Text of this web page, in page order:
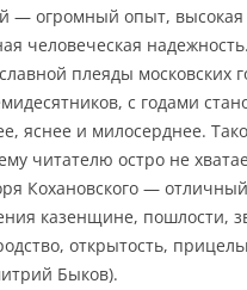
— огромный опыт, высокая
человеческая
плеяды московских
с годами
яснее и милосерднее.
читателю остро не
Кохановского —
казенщине, пошлости,
открытость,
Быков).